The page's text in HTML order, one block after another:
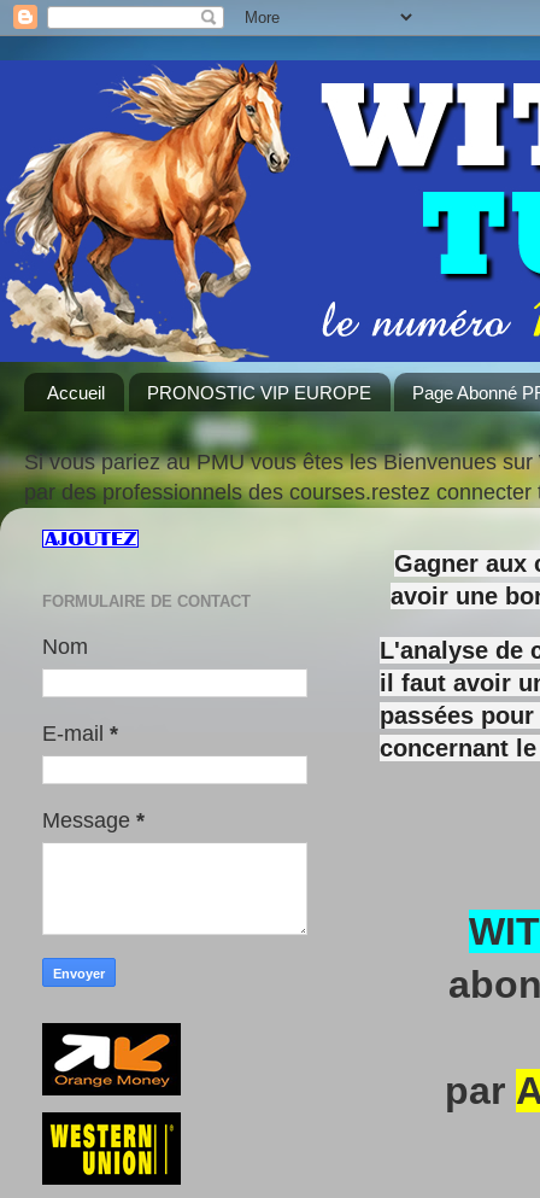
Accueil PRONOSTIC VIP EUROPE Page Abonné
Si vous pariez au PMU vous êtes les Bienvenues
par des professionnels des courses.restez
Gagner aux
avoir une
L'analyse de
il faut avoir
passées
concernant
par
FORMULAIRE DE CONTACT
Nom
E-mail *
Message *